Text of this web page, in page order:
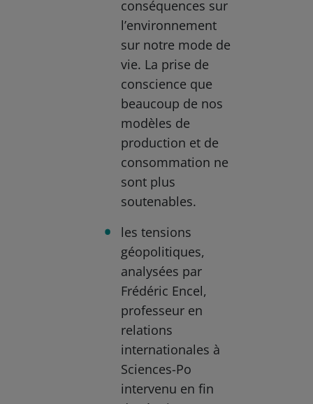
conséquences sur
l’environnement
sur notre mode de
vie. La prise de
conscience que
beaucoup de nos
modèles de
production et de
consommation ne
sont plus
soutenables.
les tensions
géopolitiques,
analysées par
Frédéric Encel,
professeur en
relations
internationales à
Sciences-Po
intervenu en fin